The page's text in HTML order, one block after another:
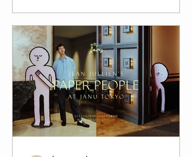
Inland Sea Aboard the
Floating Ryokan guntû
โรงแรมลอยน้ำสไตล์เรียวกังสุดหรูใน
ญี่ปุ่น Drifting Into a Dream on the
Seto Inland Sea Aboard the Floating
Ryokan guntû รีวิว เรือ guntu floating
ryokan seto inland sea japan review
full review how to book รีวิวเรือ guntû
รีวิวล่องเรือในญี่ปุ่น เที่ยวญี่ปุ่น รีวิวญี่ปุ่น
รีวิว guntû setouchi review ガンツウ公
式サイト